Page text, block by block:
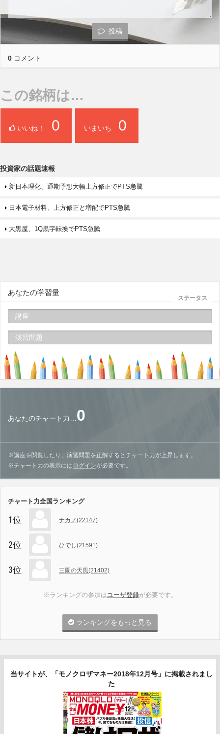
投稿
0 コメント
この銘柄は…
いいね！ 0 いまいち 0
投資家の話題速報
新日本理化、通期予想大幅上方修正でPTS急騰
日本電子材料、上方修正と増配でPTS急騰
大黒屋、1Q黒字転換でPTS急騰
ステータス
あなたの学習量
講座
演習問題
あなたのチャート力…0
※講座を閲覧したり、演習問題を正解するとチャート力が上昇します。
※チャート力の表示には ログインが必要です。
チャート力全国ランキング
1位 ナカノ(22147)
2位 ひでし(21591)
3位 三園の天風(21402)
※ランキングの参加はユーザ登録が必要です。
ランキングをもっと見る
当サイトが、「モノクロザマネー2018年12月号」に掲載されまし
た